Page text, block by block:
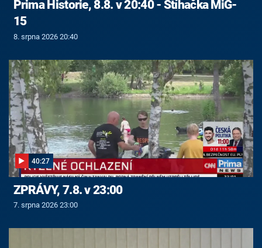
Prima Historie, 8.8. v 20:40 - Stíhačka MiG-
15
8. srpna 2026 20:40
40:27
ZPRÁVY, 7.8. v 23:00
7. srpna 2026 23:00